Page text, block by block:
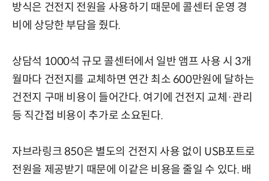
방식은 건전지 전원을 사용하기 때문에 콜센터 운영 경
비에 상당한 부담을 줬다.
상담석 1000석 규모 콜센터에서 일반 앰프 사용 시 3개
월마다 건전지를 교체하면 연간 최소 600만원에 달하는
건전지 구매 비용이 들어간다. 여기에 건전지 교체·관리
등 직간접 비용이 추가로 소요된다.
자브라링크 850은 별도의 건전지 사용 없이 USB포트로
전원을 제공받기 때문에 이같은 비용을 줄일 수 있다. 배